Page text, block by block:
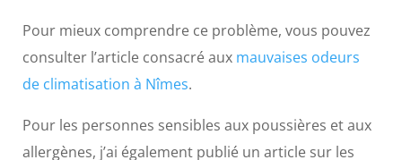
Pour mieux comprendre ce problème, vous pouvez
consulter l’article consacré aux mauvaises odeurs
de climatisation à Nîmes.
Pour les personnes sensibles aux poussières et aux
allergènes, j’ai également publié un article sur les